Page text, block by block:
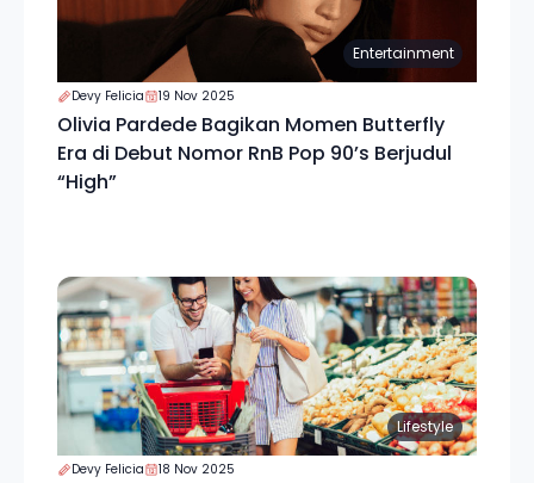
Entertainment
Devy Felicia 19 Nov 2025
Olivia Pardede Bagikan Momen Butterfly
Era di Debut Nomor RnB Pop 90’s Berjudul
“High”
Lifestyle
Devy Felicia 18 Nov 2025